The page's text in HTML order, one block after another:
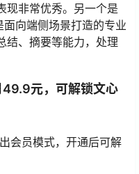
现非常优秀。另一个是
向端侧场景打造的专业
结、摘要等能力，处理
元，可解锁文心
会员模式，开通后可解